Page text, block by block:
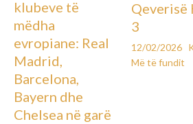
klubeve të
mëdha
evropiane: Real
Madrid,
Barcelona,
Bayern dhe
Chelsea në garë
Qeverisë
3
12/02/2026
Më të fundit